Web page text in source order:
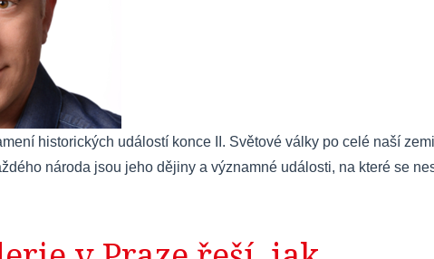
historických událostí konce II. Světové války po celé naší zemi
národa jsou jeho dějiny a významné události, na které se